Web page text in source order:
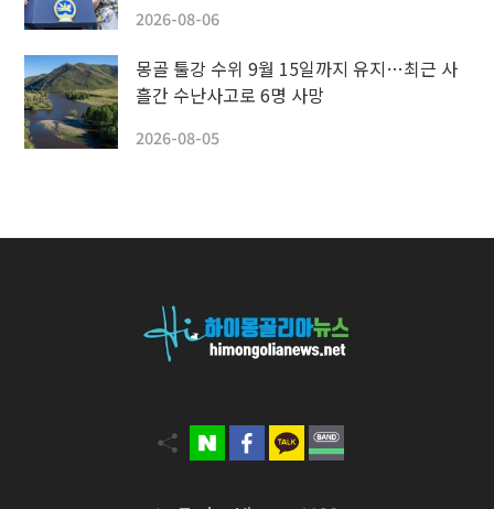
2026-08-06
몽골 툴강 수위 9월 15일까지 유지…최근 사
흘간 수난사고로 6명 사망
2026-08-05